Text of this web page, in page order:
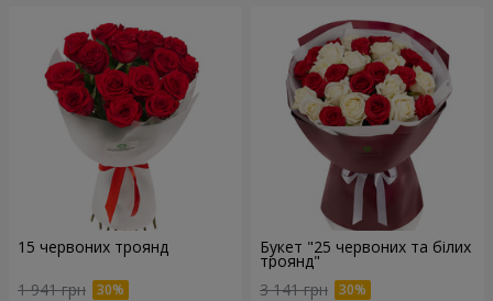
15 червоних троянд
1 941 грн
Букет "25 червоних та білих
троянд"
3 141 грн